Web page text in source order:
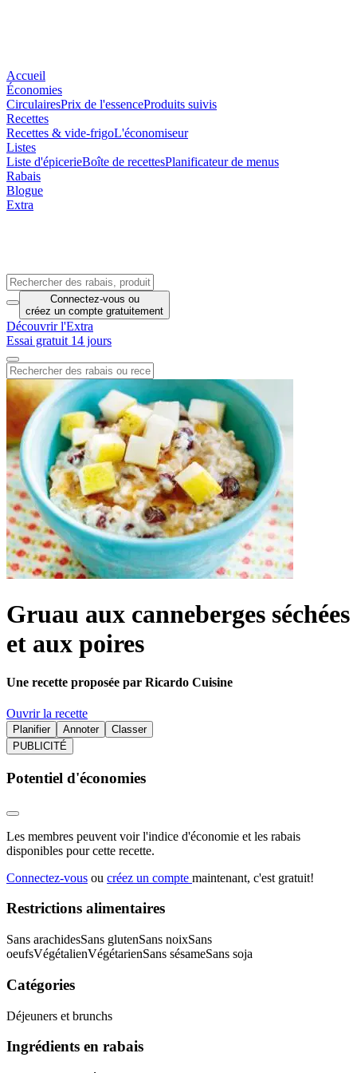
Accueil
Économies
CirculairesPrix de l'essenceProduits suivis
Recettes
Recettes & vide-frigoL'économiseur
Listes
Liste d'épicerieBoîte de recettesPlanificateur de menus
Rabais
Blogue
Extra
Connectez-vous ou
créez un compte gratuitement
Découvrir l'Extra
Essai gratuit 14 jours
Gruau aux canneberges séchées
et aux poires
Une recette proposée par Ricardo Cuisine
Ouvrir la recette
Planifier Annoter
Classer
PUBLICITÉ
Potentiel d'économies
Les membres peuvent voir l'indice d'économie et les rabais
disponibles pour cette recette.
Connectez-vous ou créez un compte maintenant, c'est gratuit!
Restrictions alimentaires
Sans arachidesSans glutenSans noixSans
oeufsVégétalienVégétarienSans sésameSans soja
Catégories
Déjeuners et brunchs
Ingrédients en rabais